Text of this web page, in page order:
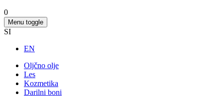
0
Menu toggle
SI
EN
Oljčno olje
Les
Kozmetika
Darilni boni